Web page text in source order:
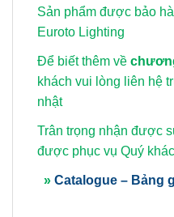
Sản phẩm được bảo
Euroto Lighting
Để biết thêm về
khách vui lòng liên hệ
nhật
Trân trọng nhận được
được phục vụ Quý
» Catalogue – Bảng